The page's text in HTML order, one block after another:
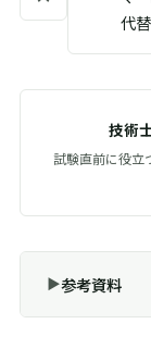
代
技術
試験直前に役立
参考資料